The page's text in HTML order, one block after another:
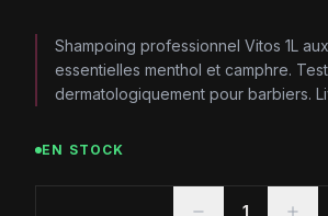
Shampoing professionnel Vitos 1L
essentielles menthol et camphre.
dermatologiquement pour barbiers.
EN STOCK
1